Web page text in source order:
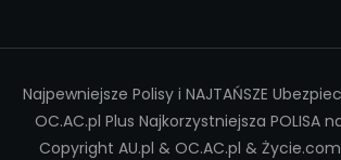
Najpewniejsze Polisy i NAJTAŃSZE
OC.AC.pl Plus Najkorzystniejsza POLISA
Copyright AU.pl & OC.AC.pl &